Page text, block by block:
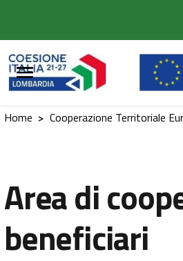
Home > Cooperazione Territoriale
Area di
beneficiari